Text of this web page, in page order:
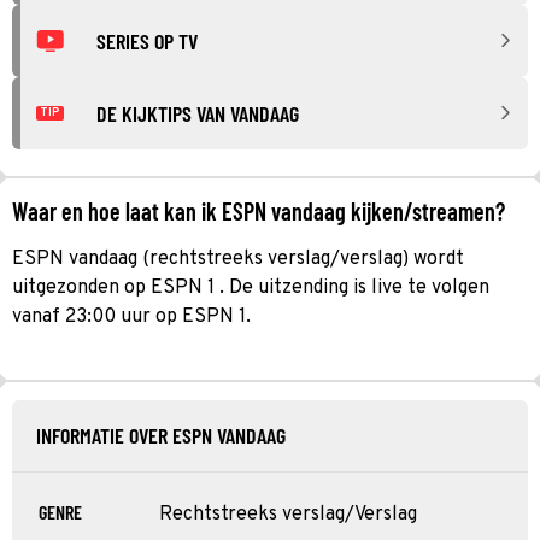
SERIES OP TV
TIP DE KIJKTIPS VAN VANDAAG
Waar en hoe laat kan ik ESPN vandaag kijken/streamen?
ESPN vandaag (rechtstreeks verslag/verslag) wordt
uitgezonden op ESPN 1 . De uitzending is live te volgen
vanaf 23:00 uur op ESPN 1.
INFORMATIE OVER ESPN VANDAAG
GENRE Rechtstreeks verslag/Verslag